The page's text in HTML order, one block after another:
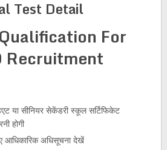
Test Detail
For
Recruitment
या सीनियर सेकेंडरी स्कूल सर्टिफिकेट
होगी
आधिकारिक अधिसूचना देखें